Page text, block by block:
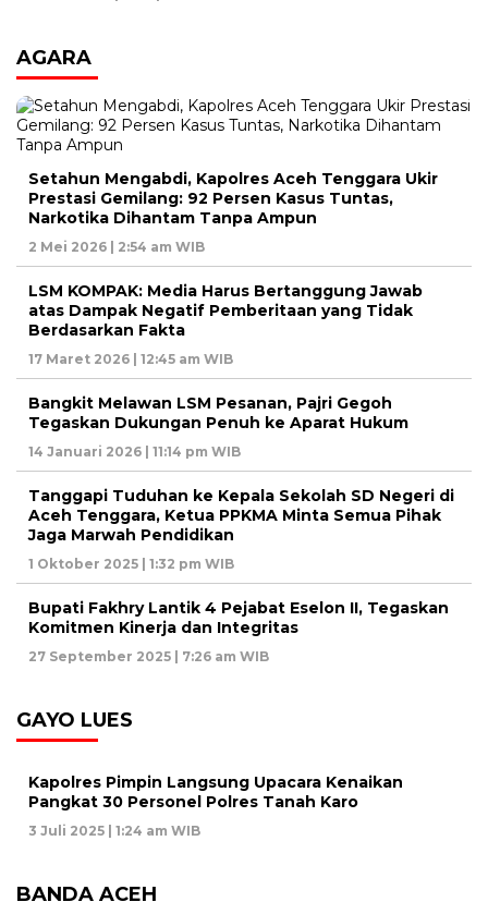
AGARA
Setahun Mengabdi, Kapolres Aceh Tenggara Ukir
Prestasi Gemilang: 92 Persen Kasus Tuntas,
Narkotika Dihantam Tanpa Ampun
2 Mei 2026 | 2:54 am WIB
LSM KOMPAK: Media Harus Bertanggung Jawab
atas Dampak Negatif Pemberitaan yang Tidak
Berdasarkan Fakta
17 Maret 2026 | 12:45 am WIB
Bangkit Melawan LSM Pesanan, Pajri Gegoh
Tegaskan Dukungan Penuh ke Aparat Hukum
14 Januari 2026 | 11:14 pm WIB
Tanggapi Tuduhan ke Kepala Sekolah SD Negeri di
Aceh Tenggara, Ketua PPKMA Minta Semua Pihak
Jaga Marwah Pendidikan
1 Oktober 2025 | 1:32 pm WIB
Bupati Fakhry Lantik 4 Pejabat Eselon II, Tegaskan
Komitmen Kinerja dan Integritas
27 September 2025 | 7:26 am WIB
GAYO LUES
Kapolres Pimpin Langsung Upacara Kenaikan
Pangkat 30 Personel Polres Tanah Karo
3 Juli 2025 | 1:24 am WIB
BANDA ACEH